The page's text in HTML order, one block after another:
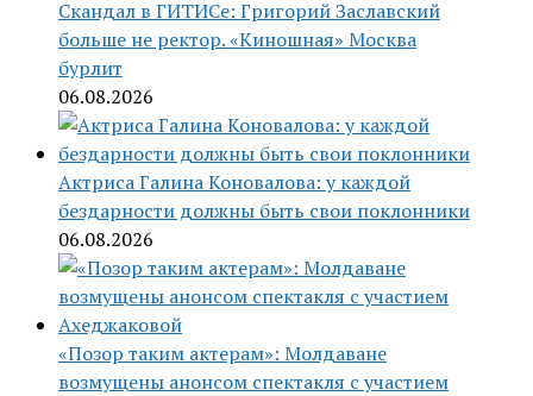
Скандал в ГИТИСе: Григорий Заславский
больше не ректор. «Киношная» Москва
бурлит
06.08.2026
Актриса Галина Коновалова: у каждой
бездарности должны быть свои поклонники
06.08.2026
«Позор таким актерам»: Молдаване
возмущены анонсом спектакля с участием